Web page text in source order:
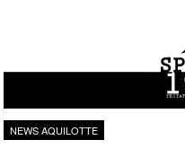
Vai al contenuto
NEWS AQUILOTTE